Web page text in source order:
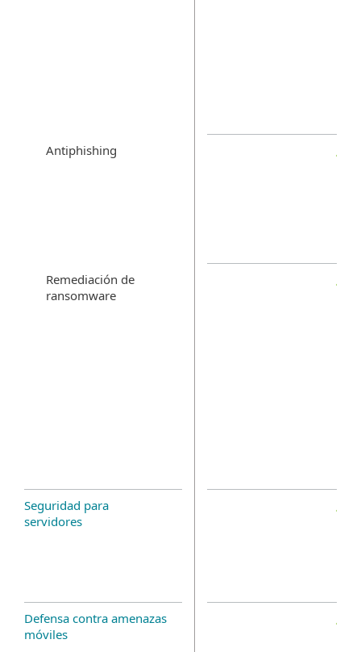
Antiphishing
Remediación de
ransomware
Seguridad para
servidores
Defensa contra amenazas
móviles